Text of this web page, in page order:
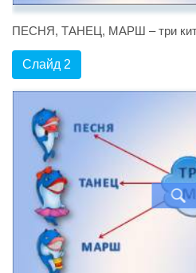
ПЕСНЯ, ТАНЕЦ, МАРШ – три
Слайд 2